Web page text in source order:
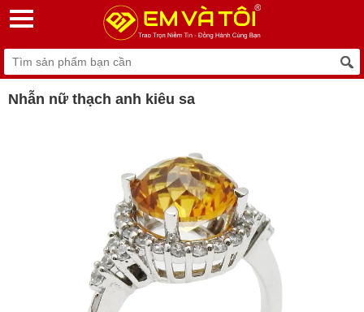
Nhẫn nữ thạch anh kiêu sa